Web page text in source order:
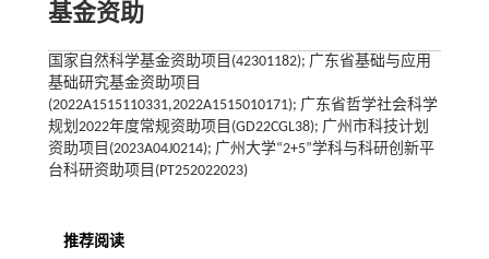
基金资助
国家自然科学基金资助项目(42301182); 广东省基础与应用
基础研究基金资助项目
(2022A1515110331,2022A1515010171); 广东省哲学社会科学
规划2022年度常规资助项目(GD22CGL38); 广州市科技计划
资助项目(2023A04J0214); 广州大学“2+5”学科与科研创新平
台科研资助项目(PT252022023)